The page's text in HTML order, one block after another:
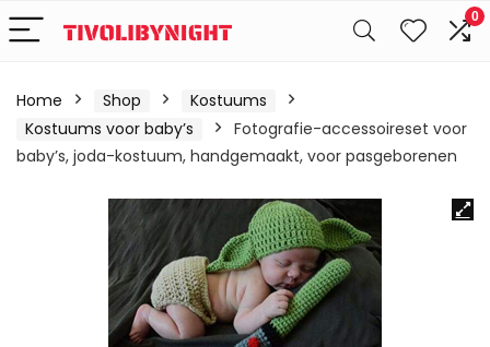
0
Home Shop
Kostuums
Kostuums voor baby’s
Fotografie-accessoireset voor
baby’s, joda-kostuum, handgemaakt, voor pasgeborenen